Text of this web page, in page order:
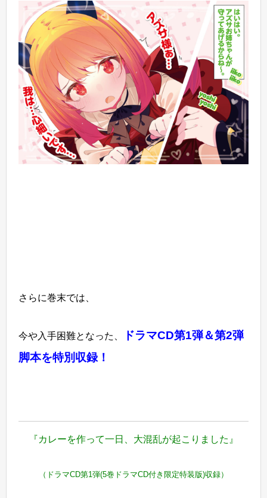
さらに巻末では、
今や入手困難となった、
ドラマCD第1弾＆第2弾
脚本を特別収録！
『カレーを作って一日、大混乱が起こりました』
（ドラマCD第1弾(5巻ドラマCD付き限定特装版)収録）